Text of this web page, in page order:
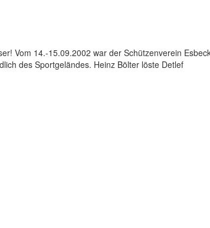
Vom 14.-15.09.2002 war der Schützenverein
des Sportgeländes. Heinz Bölter löste Detlef